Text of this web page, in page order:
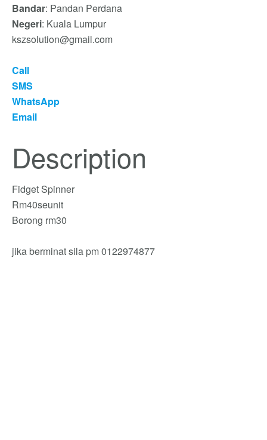
Bandar: Pandan Perdana
Negeri: Kuala Lumpur
kszsolution@gmail.com
Call
SMS
WhatsApp
Email
Description
Fidget Spinner
Rm40seunit
Borong rm30
jika berminat sila pm 0122974877